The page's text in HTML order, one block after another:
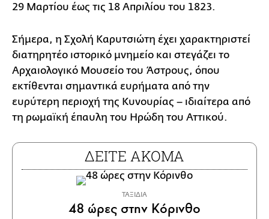
29 Μαρτίου έως τις 18 Απριλίου του 1823.
Σήμερα, η Σχολή Καρυτσιώτη έχει χαρακτηριστεί
διατηρητέο ιστορικό μνημείο και στεγάζει το
Αρχαιολογικό Μουσείο του Άστρους, όπου
εκτίθενται σημαντικά ευρήματα από την
ευρύτερη περιοχή της Κυνουρίας – ιδιαίτερα από
τη ρωμαϊκή έπαυλη του Ηρώδη του Αττικού.
ΔΕΙΤΕ ΑΚΟΜΑ
ΤΑΞΙΔΙΑ
48 ώρες στην Κόρινθο